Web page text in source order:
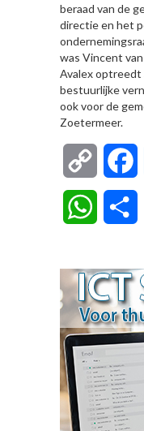
beraad van de
directie en het
was Vincent
Avalex optreedt
bestuurlijke
ook voor de
Zoetermeer.
Copy
Link